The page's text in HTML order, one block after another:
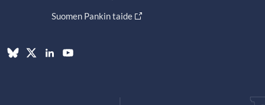
Suomen Pankin taide